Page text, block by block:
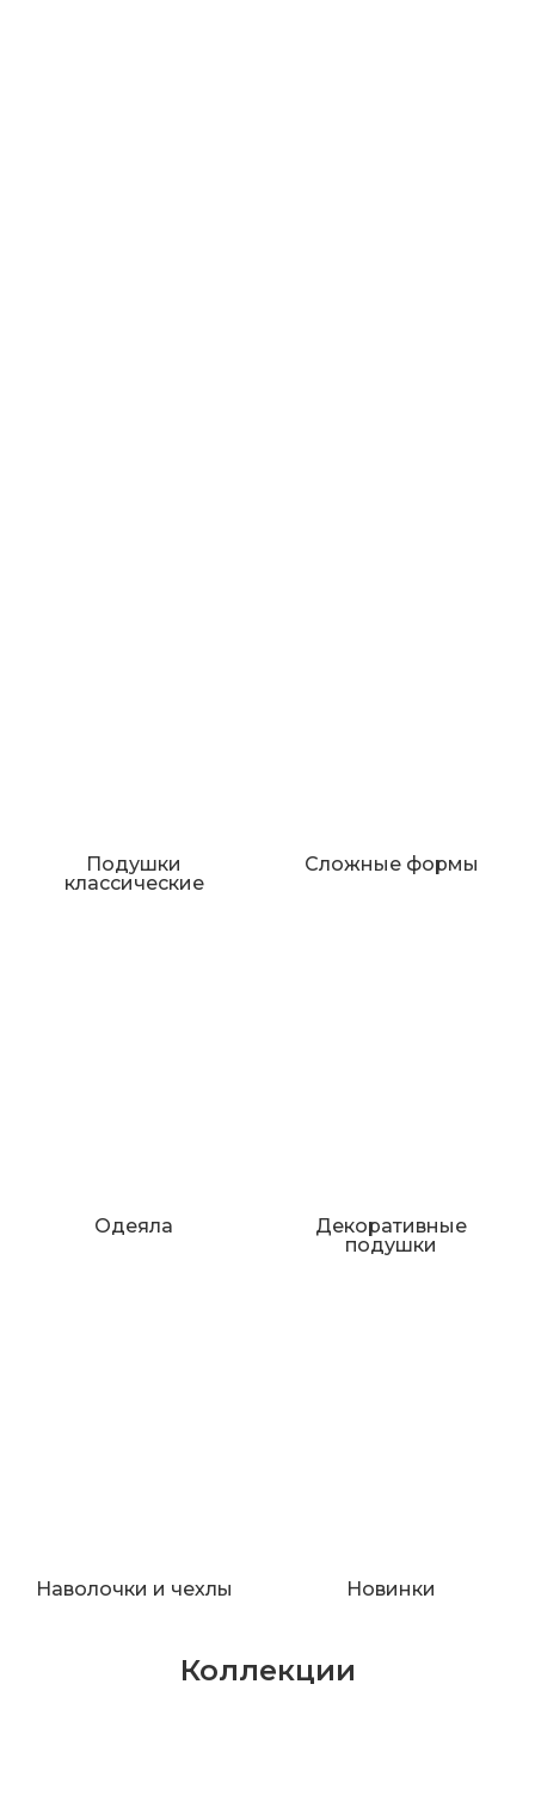
Подушки
классические
Сложные формы
Одеяла
Декоративные
подушки
Наволочки и чехлы Новинки
Коллекции